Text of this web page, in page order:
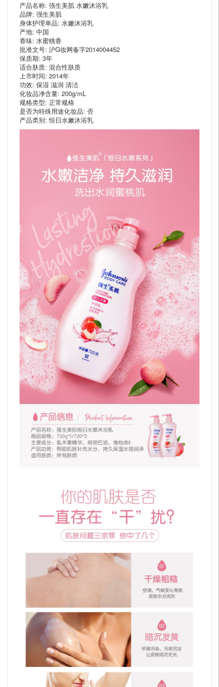
产品名称: 强生美肌 水嫩沐浴乳
品牌: 强生美肌
身体护理单品: 水嫩沐浴乳
产地: 中国
香味: 水蜜桃香
批准文号: 沪G妆网备字2014004452
保质期: 3年
适合肤质: 混合性肤质
上市时间: 2014年
功效: 保湿 滋润 清洁
化妆品净含量: 200g/mL
规格类型: 正常规格
是否为特殊用途化妆品: 否
产品类别: 恒日水嫩沐浴乳